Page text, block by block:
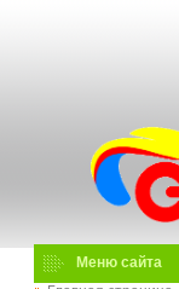
Меню сайта